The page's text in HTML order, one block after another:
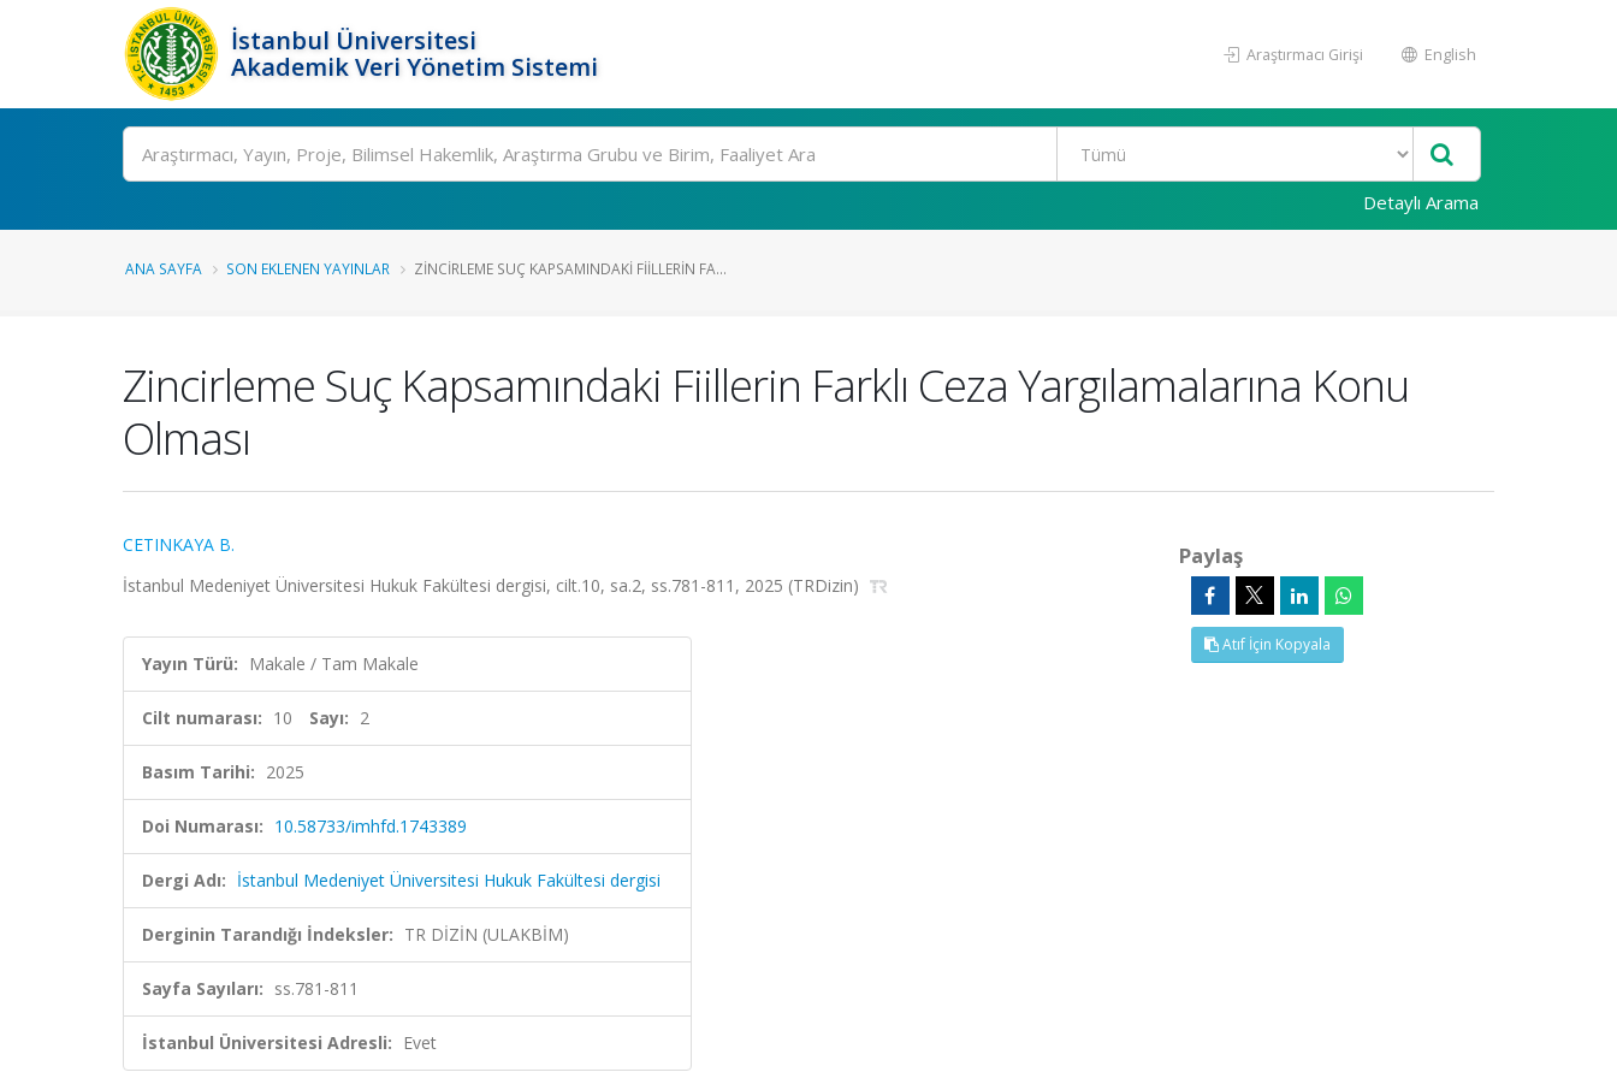
İstanbul Üniversitesi
Akademik Veri Yönetim Sistemi
Araştırmacı Girişi English
Ara
Detaylı Arama
ANA SAYFA SON EKLENEN YAYINLAR ZINCIRLEME SUÇ KAPSAMINDAKI FIILLERIN FA...
Zincirleme Suç Kapsamındaki Fiillerin Farklı Ceza Yargılamalarına Konu
Olması
CETINKAYA B.
İstanbul Medeniyet Üniversitesi Hukuk Fakültesi dergisi, cilt.10, sa.2, ss.781-811, 2025 (TRDizin)
Yayın Türü: Makale / Tam Makale
Cilt numarası: 10 Sayı: 2
Basım Tarihi: 2025
Doi Numarası: 10.58733/imhfd.1743389
Dergi Adı: İstanbul Medeniyet Üniversitesi Hukuk Fakültesi dergisi
Derginin Tarandığı İndeksler: TR DİZİN (ULAKBİM)
Sayfa Sayıları: ss.781-811
İstanbul Üniversitesi Adresli: Evet
Paylaş
Atıf İçin Kopyala